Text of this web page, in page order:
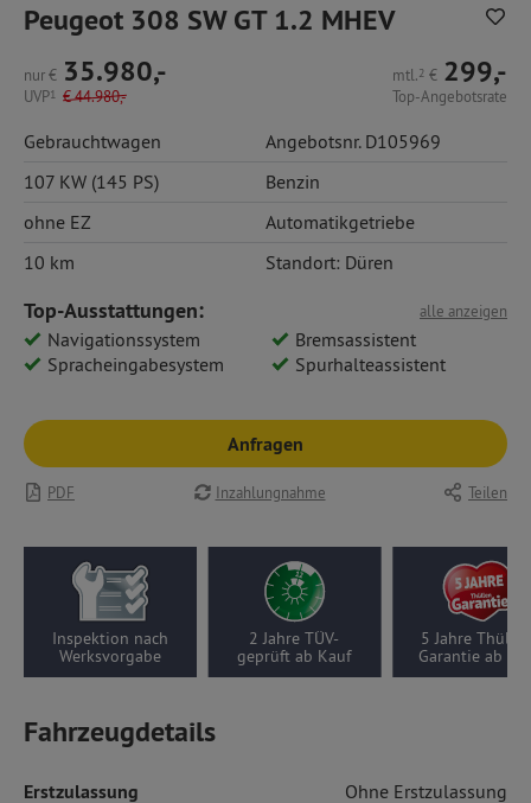
Peugeot 308 SW GT 1.2 MHEV
nur€ 35.980,-
UVP1 €44.980,-
mtl.2 € 299,-
Top-Angebotsrate
Gebrauchtwagen
Angebotsnr. D105969
107 KW (145 PS)
Benzin
ohne EZ
Automatikgetriebe
10 km
Standort: Düren
alle anzeigen
Top-Ausstattungen:
Navigationssystem
Bremsassistent
Spracheingabesystem
Spurhalteassistent
Anfragen
PDF Inzahlungnahme Teilen
Inspektion nach
Werksvorgabe
2 Jahre TÜV-
geprüft ab Kauf
5 Jahre Thüllen-
Garantie ab Kauf
Fahrzeugdetails
Erstzulassung Ohne Erstzulassung